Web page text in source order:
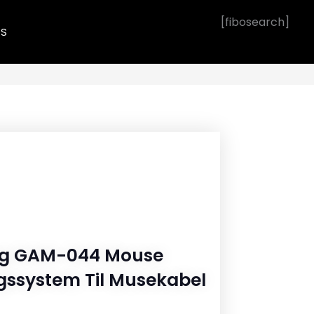
[fibosearch]
GAM-044 Mouse
Til Musekabel